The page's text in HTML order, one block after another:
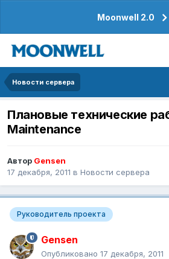
Moonwell 2.0
Новости сервера
Плановые технические
Maintenance
Автор Gensen
17 декабря, 2011 в Новости сервера
Руководитель проекта
Gensen
Опубликовано 17 декабря, 2011